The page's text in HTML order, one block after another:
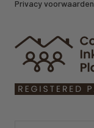
Privacy voorwaarden